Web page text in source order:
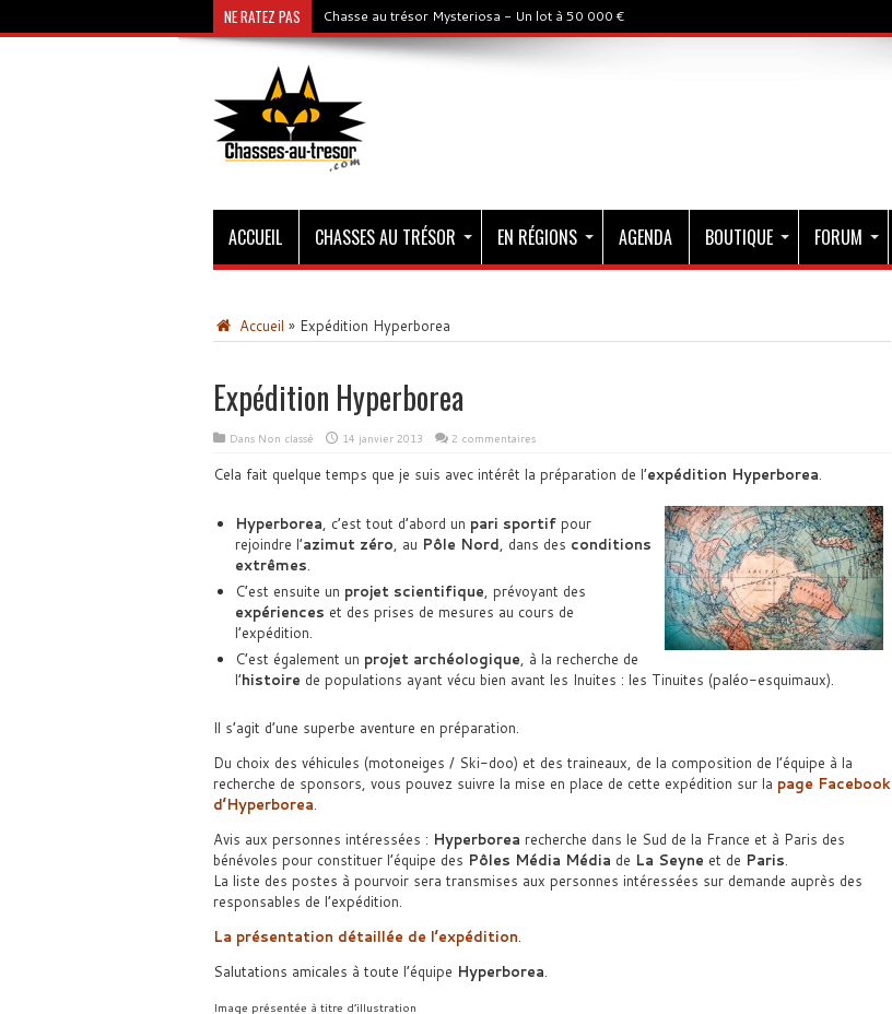
NE RATEZ PAS Chasse au trésor Mysteriosa - Un lot à 50 000 €
ACCUEIL CHASSES AU TRÉSOR EN RÉGIONS AGENDA BOUTIQUE FORUM
Accueil » Expédition Hyperborea
Expédition Hyperborea
Dans Non classé 14 janvier 2013 2 commentaires
Cela fait quelque temps que je suis avec intérêt la préparation de l’expédition Hyperborea.
Hyperborea, c’est tout d’abord un pari sportifpour
rejoindre l’azimut zéro, au Pôle Nord, dans des conditions
extrêmes.
C’est ensuite un projet scientifique, prévoyant des
expériences et des prises de mesures au cours de
l’expédition.
C’est également un projet archéologique, à la recherche de
l’histoire de populations ayant vécu bien avant les Inuites : les Tinuites (paléo-esquimaux).
Il s’agit d’une superbe aventure en préparation.
Du choix des véhicules (motoneiges / Ski-doo) et des traineaux, de la composition de l’équipe à la
recherche de sponsors, vous pouvez suivre la mise en place de cette expédition sur la page Facebook
d’Hyperborea.
Avis aux personnes intéressées : Hyperborea recherche dans le Sud de la France et à Paris des
bénévoles pour constituer l’équipe des Pôles Média Média de La Seyne et de Paris.
La liste des postes à pourvoir sera transmises aux personnes intéressées sur demande auprès des
responsables de l’expédition.
La présentation détaillée de l’expédition.
Salutations amicales à toute l’équipe Hyperborea.
Image présentée à titre d’illustration